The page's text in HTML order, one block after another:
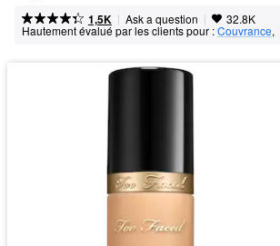
1,5K | Ask a question | 32.8K
Hautement évalué par les clients pour :Couvrance,